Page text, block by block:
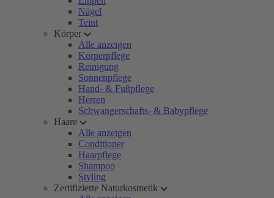
Nägel
Teint
Körper
Alle anzeigen
Körperpflege
Reinigung
Sonnenpflege
Hand- & Fußpflege
Herren
Schwangerschafts- & Babypflege
Haare
Alle anzeigen
Conditioner
Haarpflege
Shampoo
Styling
Zertifizierte Naturkosmetik